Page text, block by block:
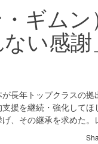
・ギム
い感謝
長年トップクラスの
支援を継続・強化して
、その継承を求めた。